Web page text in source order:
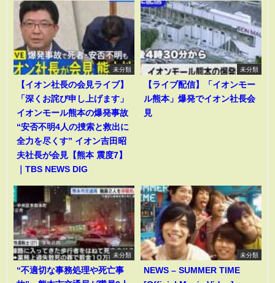
未分類
【イオン社長の会見ライブ】
「深くお詫び申し上げます」
イオンモール熊本の爆発事故
“安否不明4人の捜索と救出に
全力を尽くす” イオン吉田昭
夫社長が会見【熊本 震度7】
｜TBS NEWS DIG
未分類
【ライブ配信】「イオンモー
ル熊本」爆発でイオン社長会
見
未分類
“不適切な事務処理や死亡事
未分類
NEWS – SUMMER TIME